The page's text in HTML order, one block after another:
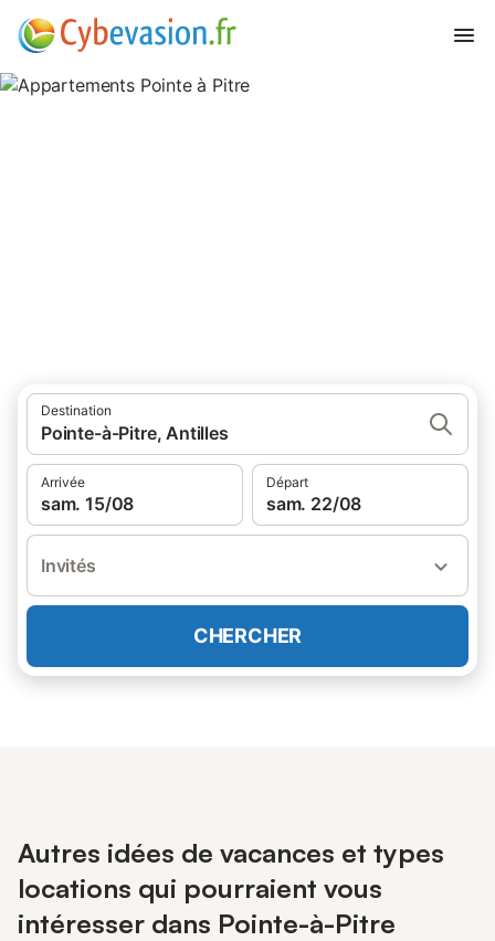
Destination
Pointe-à-Pitre, Antilles
Arrivée
sam. 15/08
Départ
sam. 22/08
Invités
CHERCHER
Autres idées de vacances et types
locations qui pourraient vous
intéresser dans Pointe-à-Pitre